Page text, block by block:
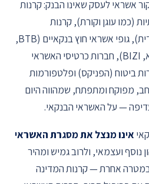
אשראי לעסק שאינו הבנק: קרנות
(כמו עוגן וקורת), קרנות
פילנתרופיות (הסוכנות היהודית), גופי אשראי חוץ בנקאיים (BTB,
אלטשולר שחם, הפניקס גמא, BIZI), חברות כרטיסי האשראי
ביטוח (הפניקס) ופלטפורמות
מפוקח ומתפתח, שמהווה היום
— על האשראי הבנקאי.
אינו מנצל את מסגרת האשראי
נוסף ועצמאי, ולרוב גמיש ומהיר
אחרת — קרנות המדינה